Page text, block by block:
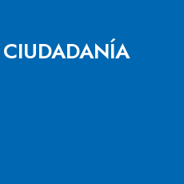
CIUDADANÍA